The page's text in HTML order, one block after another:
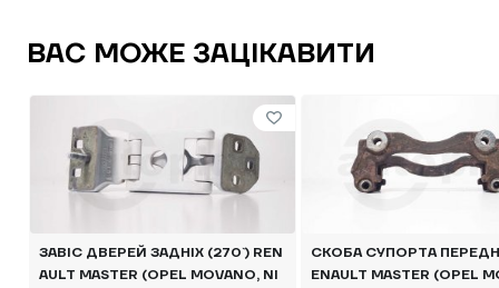
ВАС МОЖЕ ЗАЦІКАВИТИ
ЗАВІС ДВЕРЕЙ ЗАДНІХ (270`) REN
AULT MASTER (OPEL MOVANO, NI
СКОБА СУПОРТА
ENAULT MASTER (OPEL